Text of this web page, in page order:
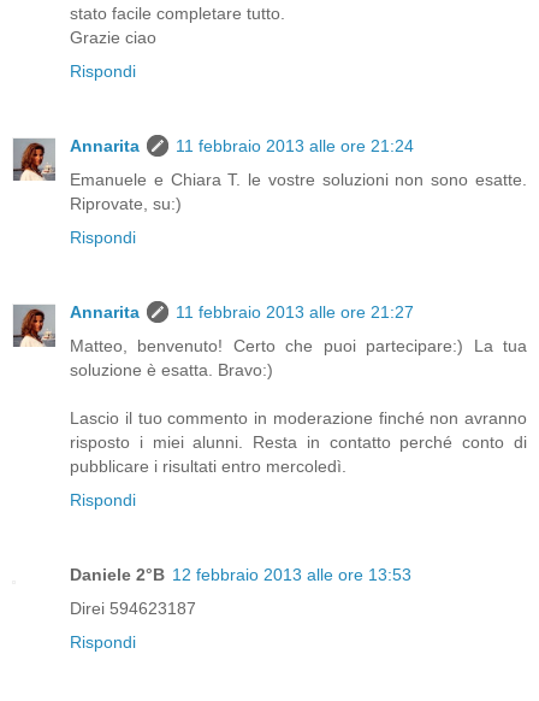
stato facile completare tutto.
Grazie ciao
Rispondi
Annarita
11 febbraio 2013 alle ore 21:24
Emanuele e Chiara T. le vostre soluzioni non sono esatte.
Riprovate, su:)
Rispondi
Annarita
11 febbraio 2013 alle ore 21:27
Matteo, benvenuto! Certo che puoi partecipare:) La tua
soluzione è esatta. Bravo:)
Lascio il tuo commento in moderazione finché non avranno
risposto i miei alunni. Resta in contatto perché conto di
pubblicare i risultati entro mercoledì.
Rispondi
Daniele 2°B 12 febbraio 2013 alle ore 13:53
Direi 594623187
Rispondi